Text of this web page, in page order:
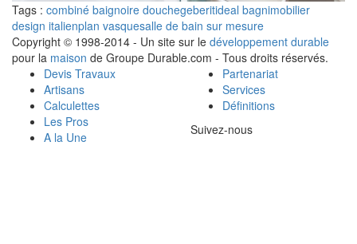
Tags : combiné baignoire douchegeberitideal bagnimobilier
design italienplan vasquesalle de bain sur mesure
Copyright © 1998-2014 - Un site sur le développement durable
pour la maison de Groupe Durable.com - Tous droits réservés.
Devis Travaux
Artisans
Calculettes
Les Pros
A la Une
Partenariat
Services
Définitions
Suivez-nous